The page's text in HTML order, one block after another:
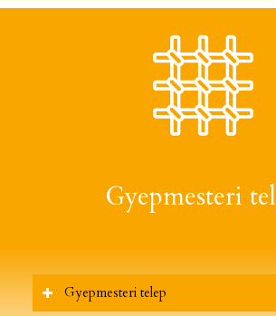
Gyepmesteri
Gyepmesteri telep